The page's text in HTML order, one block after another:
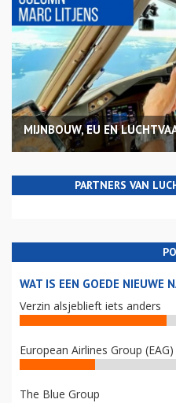
MIJNBOUW, EU EN
PARTNERS VAN
WAT IS EEN GOEDE NIEUWE
Verzin alsjeblieft iets anders
European Airlines Group (EAG)
The Blue Group